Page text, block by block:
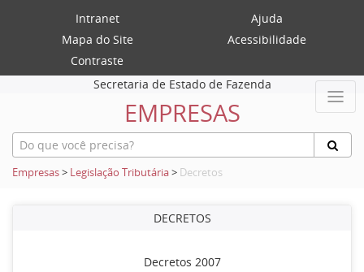
Intranet
Ajuda
Mapa do Site
Acessibilidade
Contraste
Secretaria de Estado de Fazenda
EMPRESAS
Empresas> Legislação Tributária> Decretos
DECRETOS
Decretos 2007